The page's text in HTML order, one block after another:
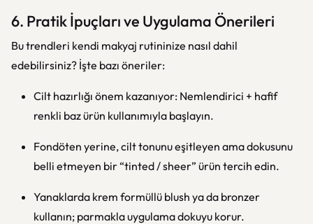
6. Pratik İpuçları ve Uygulama Önerileri
Bu trendleri kendi makyaj rutininize nasıl dahil
edebilirsiniz? İşte bazı öneriler:
Cilt hazırlığı önem kazanıyor: Nemlendirici + hafif
renkli baz ürün kullanımıyla başlayın.
Fondöten yerine, cilt tonunu eşitleyen ama dokusunu
belli etmeyen bir “tinted / sheer” ürün tercih edin.
Yanaklarda krem formüllü blush ya da bronzer
kullanın; parmakla uygulama dokuyu korur.